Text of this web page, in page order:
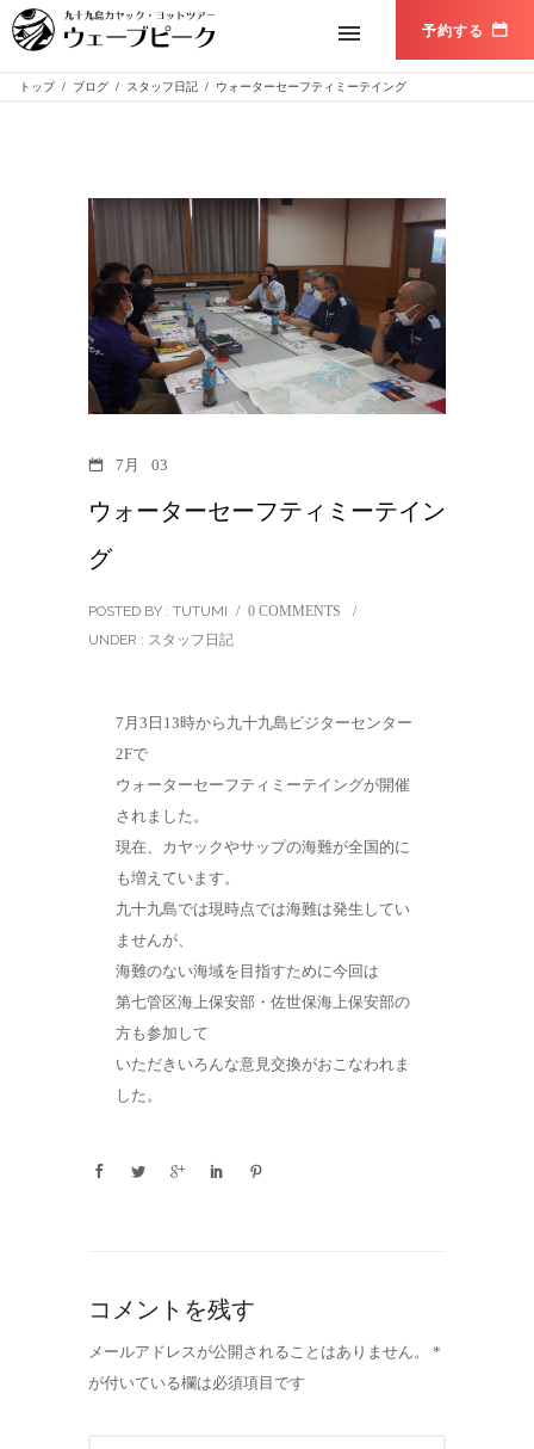
トップ / ブログ / スタッフ日記 / ウォーターセーフティミーテイング
7月 03
ウォーターセーフティミーテイン
グ
POSTED BY : TUTUMI / 0 COMMENTS
/
UNDER : スタッフ日記
7月3日13時から九十九島ビジターセンター
2Fで
ウォーターセーフティミーテイングが開催
されました。
現在、カヤックやサップの海難が全国的に
も増えています。
九十九島では現時点では海難は発生してい
ませんが、
海難のない海域を目指すために今回は
第七管区海上保安部・佐世保海上保安部の
方も参加して
いただきいろんな意見交換がおこなわれま
した。
コメントを残す
メールアドレスが公開されることはありません。
*
が付いている欄は必須項目です